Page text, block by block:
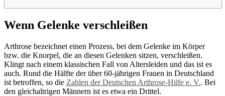
Wenn Gelenke verschleißen
Arthrose bezeichnet einen Prozess, bei dem Gelenke im Körper
bzw. die Knorpel, die an diesen Gelenken sitzen, verschleißen.
Klingt nach einem klassischen Fall von Altersleiden und das ist es
auch. Rund die Hälfte der über 60-jährigen Frauen in Deutschland
ist betroffen, so die Zahlen der Deutschen Arthrose-Hilfe e. V.. Bei
den gleichaltrigen Männern ist es etwa ein Drittel.